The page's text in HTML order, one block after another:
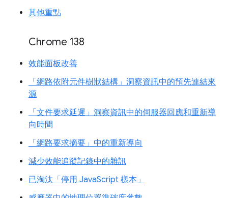
其他重點
Chrome 138
效能面板改善
「網路依附元件樹狀結構」洞察資訊中的預先連結來
源
「文件要求延遲」洞察資訊中的伺服器回應和重新導
向時間
「網路要求摘要」中的重新導向
減少效能追蹤記錄中的雜訊
已淘汰「停用 JavaScript 樣本」